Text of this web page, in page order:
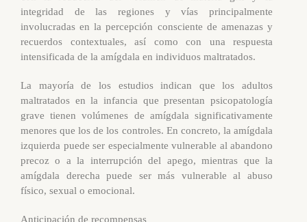
integridad de las regiones y vías principalmente
involucradas en la percepción consciente de amenazas y
recuerdos contextuales, así como con una respuesta
intensificada de la amígdala en individuos maltratados.
La mayoría de los estudios indican que los adultos
maltratados en la infancia que presentan psicopatología
grave tienen volúmenes de amígdala significativamente
menores que los de los controles. En concreto, la amígdala
izquierda puede ser especialmente vulnerable al abandono
precoz o a la interrupción del apego, mientras que la
amígdala derecha puede ser más vulnerable al abuso
físico, sexual o emocional.
Anticipación de recompensas